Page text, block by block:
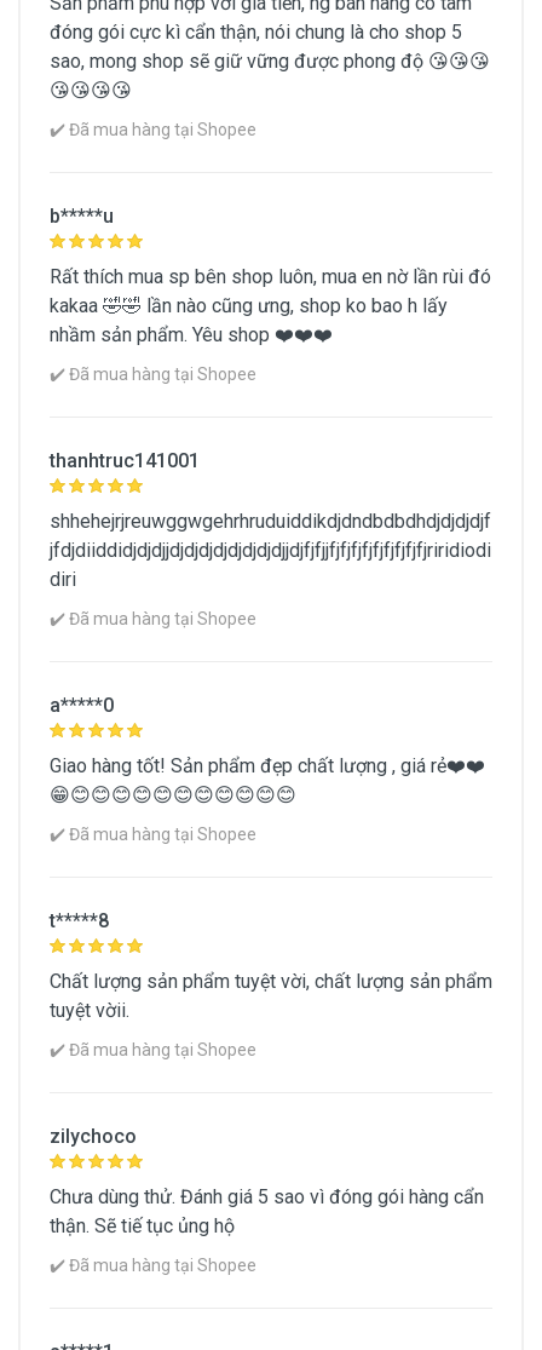
No Brand
Dạng sản phẩm
Dạng giấy
Dung tích (ml)
40
Giới tính
Unisex
Khối lượng (g)
đóng gói cực kì cẩn thận, nói chung là cho shop 5
sao, mong shop sẽ giữ vững được phong độ 😘😘😘
😘😘😘😘
✔️ Đã mua hàng tại Shopee
b*****u
Rất thích mua sp bên shop luôn, mua en nờ lần rùi đó
kakaa 🤣🤣 lần nào cũng ưng, shop ko bao h lấy
nhầm sản phẩm. Yêu shop ❤️❤️❤️
✔️ Đã mua hàng tại Shopee
thanhtruc141001
shhehejrjreuwggwgehrhruduiddikdjdndbdbdhdjdjdjdjf
jfdjdiiddidjdjdjjdjdjdjdjdjdjdjdjjdjfjfjjfjfjfjfjfjfjfjfjfjriridiodi
diri
✔️ Đã mua hàng tại Shopee
a*****0
Giao hàng tốt! Sản phẩm đẹp chất lượng , giá rẻ❤️❤️
😁😊😊😊😊😊😊😊😊😊😊😊
✔️ Đã mua hàng tại Shopee
t*****8
Chất lượng sản phẩm tuyệt vời, chất lượng sản phẩm
tuyệt vờii.
✔️ Đã mua hàng tại Shopee
zilychoco
Chưa dùng thử. Đánh giá 5 sao vì đóng gói hàng cẩn
thận. Sẽ tiế tục ủng hộ
✔️ Đã mua hàng tại Shopee